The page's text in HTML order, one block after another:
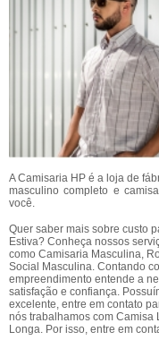
A Camisaria HP é a loja de
masculino completo e
você.
Quer saber mais sobre custo
Estiva? Conheça nossos
como Camisaria Masculina,
Social Masculina. Contando
empreendimento entende a
satisfação e confiança.
excelente, entre em contato
nós trabalhamos com
Longa. Por isso, entre em